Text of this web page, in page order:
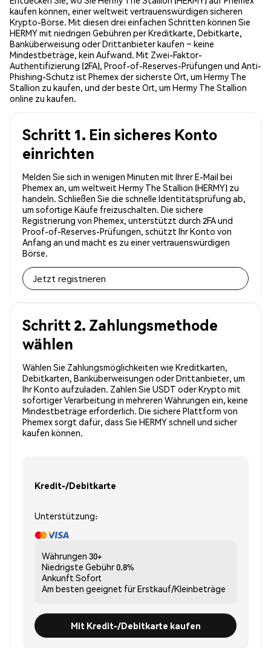
kaufen können, einer weltweit vertrauenswürdigen sicheren
Krypto-Börse. Mit diesen drei einfachen Schritten können Sie
HERMY mit niedrigen Gebühren per Kreditkarte, Debitkarte,
Banküberweisung oder Drittanbieter kaufen – keine
Mindestbeträge, kein Aufwand. Mit Zwei-Faktor-
Authentifizierung (2FA), Proof-of-Reserves-Prüfungen und Anti-
Phishing-Schutz ist Phemex der sicherste Ort, um Hermy The
Stallion zu kaufen, und der beste Ort, um Hermy The Stallion
online zu kaufen.
Schritt 1. Ein sicheres Konto
einrichten
Melden Sie sich in wenigen Minuten mit Ihrer E-Mail bei
Phemex an, um weltweit Hermy The Stallion (HERMY) zu
handeln. Schließen Sie die schnelle Identitätsprüfung ab,
um sofortige Käufe freizuschalten. Die sichere
Registrierung von Phemex, unterstützt durch 2FA und
Proof-of-Reserves-Prüfungen, schützt Ihr Konto von
Anfang an und macht es zu einer vertrauenswürdigen
Börse.
Jetzt registrieren
Schritt 2. Zahlungsmethode
wählen
Wählen Sie Zahlungsmöglichkeiten wie Kreditkarten,
Debitkarten, Banküberweisungen oder Drittanbieter, um
Ihr Konto aufzuladen. Zahlen Sie USDT oder Krypto mit
sofortiger Verarbeitung in mehreren Währungen ein, keine
Mindestbeträge erforderlich. Die sichere Plattform von
Phemex sorgt dafür, dass Sie HERMY schnell und sicher
kaufen können.
Kredit-/Debitkarte
Unterstützung:
Währungen 30+
Niedrigste Gebühr0.8%
Ankunft Sofort
Am besten geeignet fürErstkauf/Kleinbeträge
Mit Kredit-/Debitkarte kaufen